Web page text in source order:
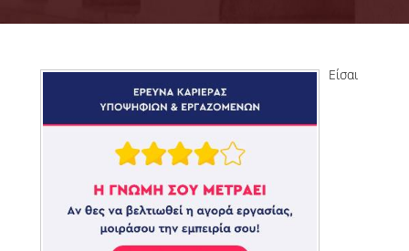
CAREER PROSPECTS
LABORATORY INFRASTRUCTURE
FACULTY AND STAFF
FACULTY OF THE DEPARTMENT
RESIDENT FACULTY MEMBERS
Είσαι